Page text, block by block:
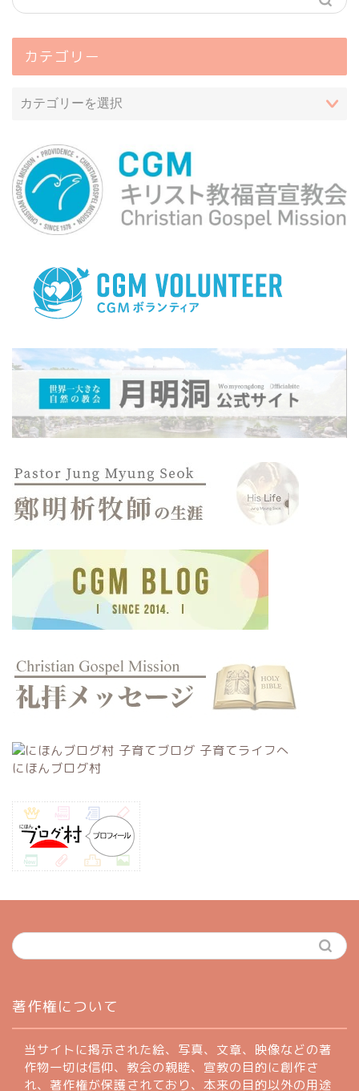
カテゴリー
にほんブログ村
著作権について
当サイトに掲示された絵、写真、文章、映像などの著
作物一切は信仰、教会の親睦、宣教の目的に創作さ
れ、著作権が保護されており、本来の目的以外の用途
profile